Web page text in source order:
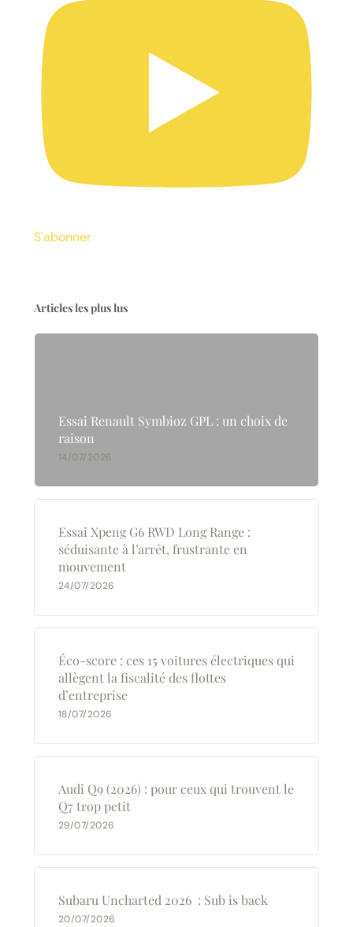
S'abonner
Articles les plus lus
Essai Renault Symbioz GPL : un choix de
raison
14/07/2026
Essai Xpeng G6 RWD Long Range :
séduisante à l’arrêt, frustrante en
mouvement
24/07/2026
Éco-score : ces 15 voitures électriques qui
allègent la fiscalité des flottes
d’entreprise
18/07/2026
Audi Q9 (2026) : pour ceux qui trouvent le
Q7 trop petit
29/07/2026
Subaru Uncharted 2026 : Sub is back
20/07/2026